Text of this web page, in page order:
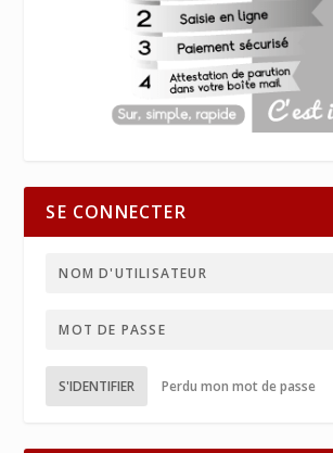
SE CONNECTER
S'IDENTIFIER Perdu mon mot de passe